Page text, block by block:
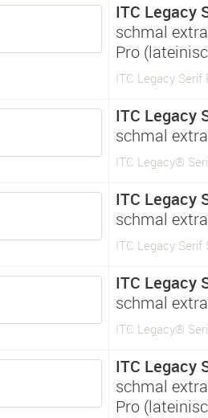
ITC Legacy
schmal
Pro
ITC Legacy Serif
ITC Legacy
schmal
ITC Legacy®
ITC Legacy
schmal
ITC Legacy Serif
ITC Legacy
schmal
ITC Legacy®
ITC Legacy
schmal
Pro